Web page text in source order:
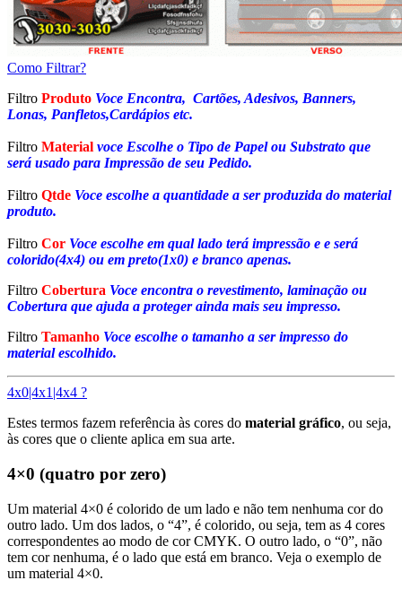
Como Filtrar?
Filtro Produto Voce Encontra, Cartões, Adesivos, Banners,
Lonas, Panfletos,Cardápios etc.
Filtro Material voce Escolhe o Tipo de Papel ou Substrato que
será usado para Impressão de seu Pedido.
Filtro Qtde Voce escolhe a quantidade a ser produzida do material
produto.
Filtro Cor Voce escolhe em qual lado terá impressão e e será
colorido(4x4) ou em preto(1x0) e branco apenas.
Filtro Cobertura Voce encontra o revestimento, laminação ou
Cobertura que ajuda a proteger ainda mais seu impresso.
Filtro Tamanho Voce escolhe o tamanho a ser impresso do
material escolhido.
4x0|4x1|4x4 ?
Estes termos fazem referência às cores do material gráfico, ou seja,
às cores que o cliente aplica em sua arte.
4×0 (quatro por zero)
Um material 4×0 é colorido de um lado e não tem nenhuma cor do
outro lado. Um dos lados, o “4”, é colorido, ou seja, tem as 4 cores
correspondentes ao modo de cor CMYK. O outro lado, o “0”, não
tem cor nenhuma, é o lado que está em branco. Veja o exemplo de
um material 4×0.